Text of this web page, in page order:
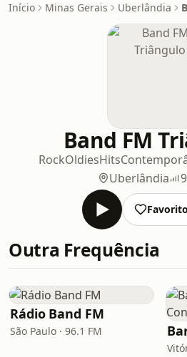
Início Minas Gerais Uberlândia
Band FM
RockOldiesHits
Uberlândia
Outra Frequência
Rádio Band FM
São Paulo · 96.1 FM